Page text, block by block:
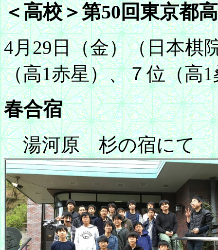
＜高校＞第50回東京都
4月29日（金）（日本
（高1赤星）、７位（高
春合宿
湯河原 杉の宿にて